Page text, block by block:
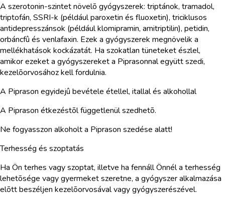
A szerotonin-szintet növelõ gyógyszerek: triptánok, tramadol,
triptofán, SSRI-k (például paroxetin és fluoxetin), triciklusos
antidepresszánsok (például klomipramin, amitriptilin), petidin,
orbáncfû és venlafaxin. Ezek a gyógyszerek megnövelik a
mellékhatások kockázatát. Ha szokatlan tüneteket észlel,
amikor ezeket a gyógyszereket a Piprasonnal együtt szedi,
kezelõorvosához kell fordulnia.
A Piprason egyidejû bevétele étellel, itallal és alkohollal
A Piprason étkezéstõl függetlenül szedhetõ.
Ne fogyasszon alkoholt a Piprason szedése alatt!
Terhesség és szoptatás
Ha Ön terhes vagy szoptat, illetve ha fennáll Önnél a terhesség
lehetõsége vagy gyermeket szeretne, a gyógyszer alkalmazása
elõtt beszéljen kezelõorvosával vagy gyógyszerészével.